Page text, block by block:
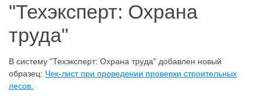
"Техэксперт: Охрана
труда"
В систему "Техэксперт: Охрана труда" добавлен новый
образец: Чек-лист при проведении проверки строительных
лесов